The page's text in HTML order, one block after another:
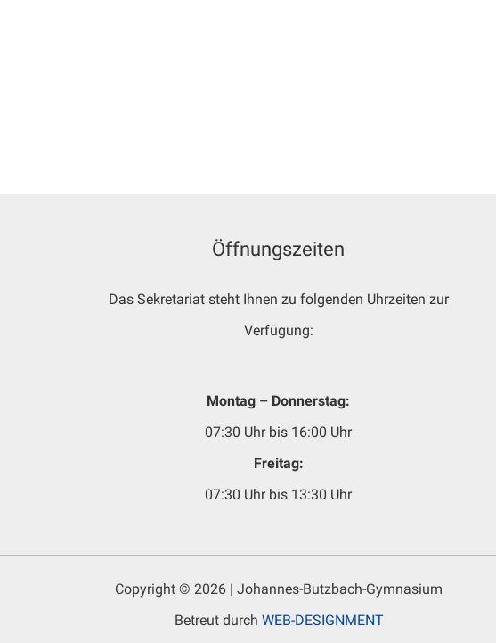
Öffnungszeiten
Das Sekretariat steht Ihnen zu folgenden Uhrzeiten zur
Verfügung:
Montag – Donnerstag:
07:30 Uhr bis 16:00 Uhr
Freitag:
07:30 Uhr bis 13:30 Uhr
Copyright © 2026 | Johannes-Butzbach-Gymnasium
Betreut durch WEB-DESIGNMENT